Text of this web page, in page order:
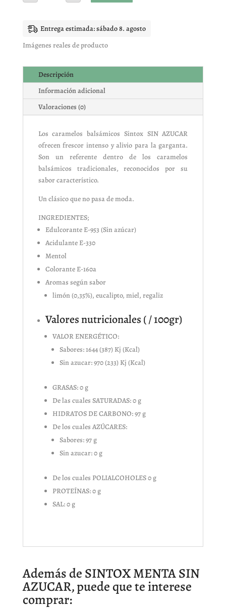
Entrega estimada: sábado 8. agosto
Imágenes reales de producto
Descripción
Información adicional
Valoraciones (0)
Los caramelos balsámicos Sintox SIN AZUCAR
ofrecen frescor intenso y alivio para la garganta.
Son un referente dentro de los caramelos
balsámicos tradicionales, reconocidos por su
sabor característico.
Un clásico que no pasa de moda.
INGREDIENTES;
Edulcorante E-953 (Sin azúcar)
Acidulante E-330
Mentol
Colorante E-160a
Aromas según sabor
limón (0,35%), eucalipto, miel, regaliz
Valores nutricionales ( / 100gr)
VALOR ENERGÉTICO:
Sabores: 1644 (387) Kj (Kcal)
Sin azucar: 970 (233) Kj (Kcal)
GRASAS: 0 g
De las cuales SATURADAS: 0 g
HIDRATOS DE CARBONO: 97 g
De los cuales AZÚCARES:
Sabores: 97 g
Sin azucar: 0 g
De los cuales POLIALCOHOLES 0 g
PROTEÍNAS: 0 g
SAL: 0 g
Además de SINTOX MENTA SIN
AZUCAR, puede que te interese
comprar: